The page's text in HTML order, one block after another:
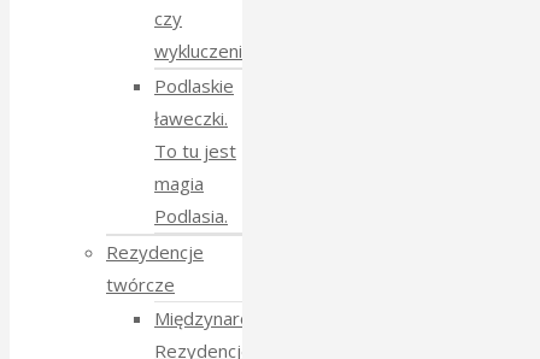
czy
wykluczenie?
Podlaskie
ławeczki.
To tu jest
magia
Podlasia.
Rezydencje
twórcze
Międzynarodowe
Rezydencje